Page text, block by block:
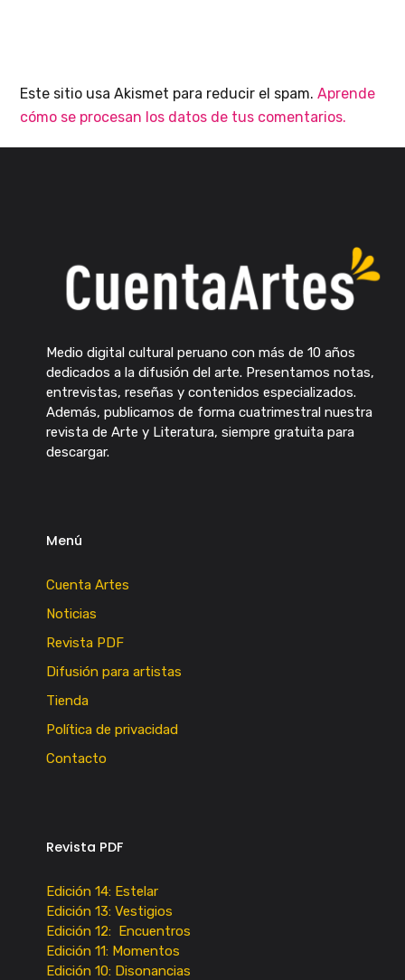
Este sitio usa Akismet para reducir el spam.Aprende
cómo se procesan los datos de tus comentarios.
Medio digital cultural peruano con más de 10 años
dedicados a la difusión del arte. Presentamos notas,
entrevistas, reseñas y contenidos especializados.
Además, publicamos de forma cuatrimestral nuestra
revista de Arte y Literatura, siempre gratuita para
descargar.
Menú
Cuenta Artes
Noticias
Revista PDF
Difusión para artistas
Tienda
Política de privacidad
Contacto
Revista PDF
Edición 14: Estelar
Edición 13: Vestigios
Edición 12: Encuentros
Edición 11: Momentos
Edición 10: Disonancias